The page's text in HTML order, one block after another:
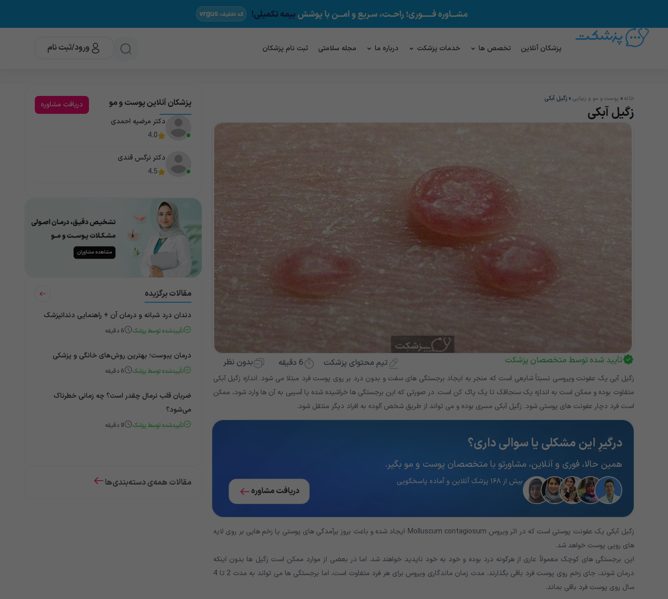
پزشکان آنلاین تخصص ها خدمات پزشکت درباره ما مجله سلامتی ثبت نام پزشکان ورود/ثبت نام
خانه» پوست و مو و زیبایی»زگیل آبکی
زگیل آبکی
تأیید شده توسط متخصصان پزشکت تیم محتوای پزشکت 6 دقیقه بدون نظر
زگیل آبی یک عفونت ویروسی نسبتاً شایعی است که منجر به ایجاد برجستگی های سفت و بدون درد بر روی پوست فرد مبتلا می شود. اندازه زگیل آبکی
متفاوت بوده و ممکن است به اندازه یک سنجاقک تا یک پاک کن است. در صورتی که این برجستگی ها خراشیده شده یا آسیبی به آن ها وارد شود، ممکن
است فرد دچار عفونت های پوستی شود. زگیل آبکی مسری بوده و می تواند از طریق شخص آلوده به افراد دیگر منتقل شود.
درگیرِ این مشکلی یا سوالی داری؟
همین حالا، فوری و آنلاین، مشاورتو با متخصصان پوست و مو بگیر.
بیش از ۱۶۸ پزشک آنلاین و آماده پاسخگویی
دریافت مشاوره
زگیل آبکی یک عفونت پوستی است که در اثر ویروس Molluscum contagiosum ایجاد شده و باعث بروز برآمدگی های پوستی یا زخم هایی بر روی لایه
های رویی پوست خواهد شد.
این برجستگی های کوچک معمولاً عاری از هرگونه درد بوده و خود به خود ناپدید خواهند شد. اما در بعضی از موارد ممکن است زگیل ها بدون اینکه
درمان شوند، جای زخم روی پوست فرد باقی بگذارند. مدت زمان ماندگاری ویروس برای هر فرد متفاوت است، اما برجستگی ها می تواند به مدت 2 تا 4
سال روی پوست فرد باقی بماند.
پزشکان آنلاین پوست و مو
دریافت مشاوره
دکتر مرضیه احمدی
4.0
دکتر نرگس قندی
4.5
مقالات برگزیده
دندان درد شبانه و درمان آن + راهنمایی دندانپزشک
تأییدشده توسط پزشک 6 دقیقه
درمان یبوست؛ بهترین روش‌های خانگی و پزشکی
تأییدشده توسط پزشک 6 دقیقه
ضربان قلب نرمال چقدر است؟ چه زمانی خطرناک
می‌شود؟
تأییدشده توسط پزشک 8 دقیقه
مقالات همه‌ی دسته‌بندی‌ها